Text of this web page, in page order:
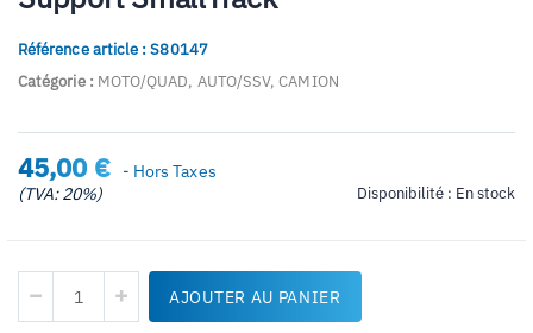
début
la
Galerie
d’images
Référence article : S80147
Catégorie : MOTO/QUAD, AUTO/SSV, CAMION
45,00 €
- Hors Taxes
(TVA: 20%)
Disponibilité : En stock
AJOUTER AU PANIER